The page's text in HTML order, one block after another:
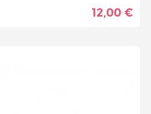
12,00 €